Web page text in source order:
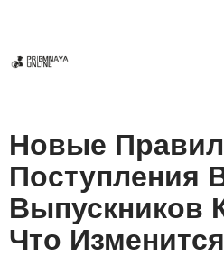
Новые
Поступления
Выпускников
Что